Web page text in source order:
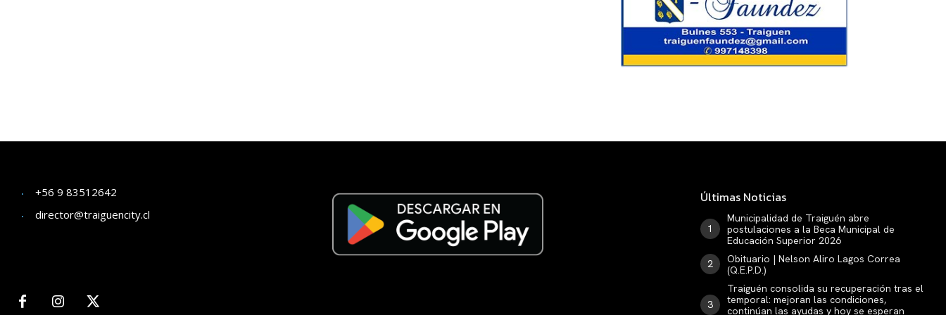
+56 9 83512642
director@traiguencity.cl
Últimas Noticias
Municipalidad de Traiguén abre
postulaciones a la Beca Municipal de
Educación Superior 2026
Obituario | Nelson Aliro Lagos Correa
(Q.E.P.D.)
Traiguén consolida su recuperación tras el
temporal: mejoran las condiciones,
continúan las ayudas y hoy se esperan